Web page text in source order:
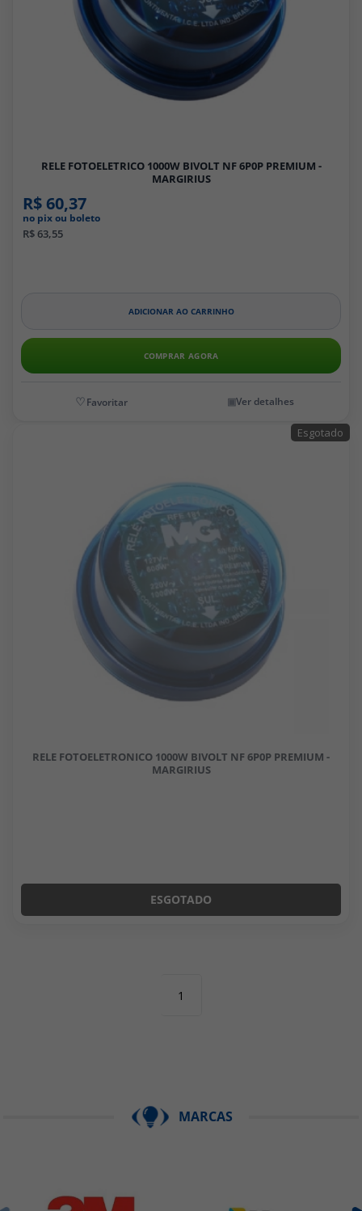
RELE FOTOELETRICO 1000W BIVOLT NF 6P0P PREMIUM -
MARGIRIUS
R$ 60,37
no pix ou boleto
R$ 63,55
ADICIONAR AO CARRINHO
COMPRAR AGORA
Ver detalhes
RELE FOTOELETRONICO 1000W BIVOLT NF 6P0P PREMIUM -
MARGIRIUS
ESGOTADO
1
MARCAS